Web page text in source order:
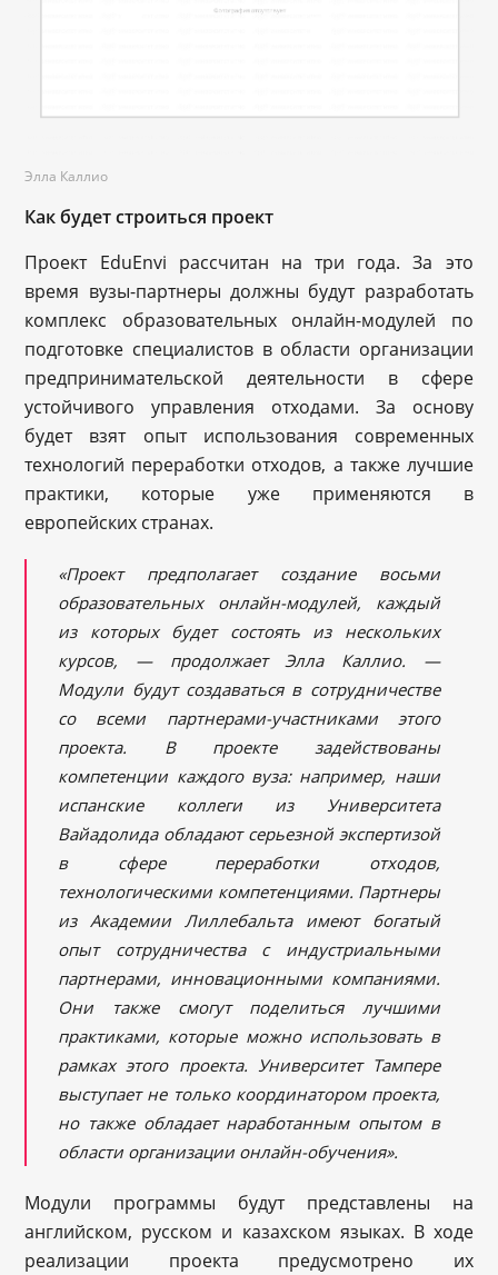
Элла Каллио
Как будет строиться проект
Проект EduEnvi рассчитан на три года. За это
время вузы-партнеры должны будут разработать
комплекс образовательных онлайн-модулей по
подготовке специалистов в области организации
предпринимательской деятельности в сфере
устойчивого управления отходами. За основу
будет взят опыт использования современных
технологий переработки отходов, а также лучшие
практики, которые уже применяются в
европейских странах.
«Проект предполагает создание восьми
образовательных онлайн-модулей, каждый
из которых будет состоять из нескольких
курсов, — продолжает Элла Каллио. —
Модули будут создаваться в сотрудничестве
со всеми партнерами-участниками этого
проекта. В проекте задействованы
компетенции каждого вуза: например, наши
испанские коллеги из Университета
Вайадолида обладают серьезной экспертизой
в сфере переработки отходов,
технологическими компетенциями. Партнеры
из Академии Лиллебальта имеют богатый
опыт сотрудничества с индустриальными
партнерами, инновационными компаниями.
Они также смогут поделиться лучшими
практиками, которые можно использовать в
рамках этого проекта. Университет Тампере
выступает не только координатором проекта,
но также обладает наработанным опытом в
области организации онлайн-обучения».
Модули программы будут представлены на
английском, русском и казахском языках. В ходе
реализации проекта предусмотрено их